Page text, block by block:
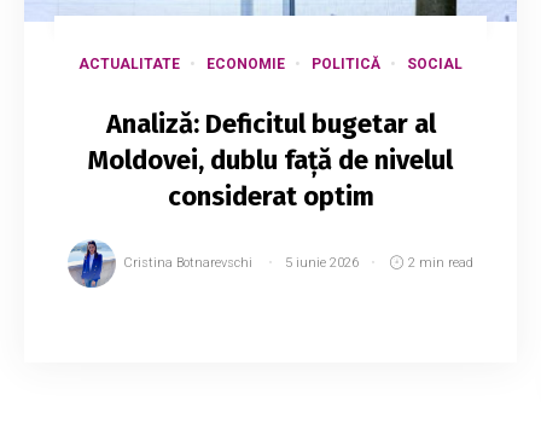
ACTUALITATE ECONOMIE POLITICĂ SOCIAL
Analiză: Deficitul bugetar al
Moldovei, dublu față de nivelul
considerat optim
Cristina Botnarevschi 5 iunie 2026 2 min read